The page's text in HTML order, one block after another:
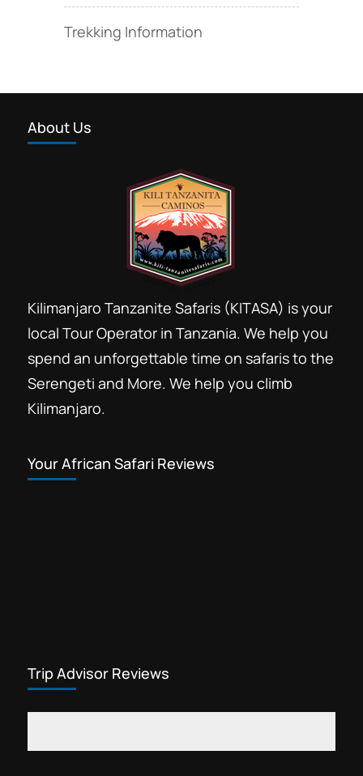
Trekking Information
About Us
Kilimanjaro Tanzanite Safaris (KITASA) is your
local Tour Operator in Tanzania. We help you
spend an unforgettable time on safaris to the
Serengeti and More. We help you climb
Kilimanjaro.
Your African Safari Reviews
Trip Advisor Reviews